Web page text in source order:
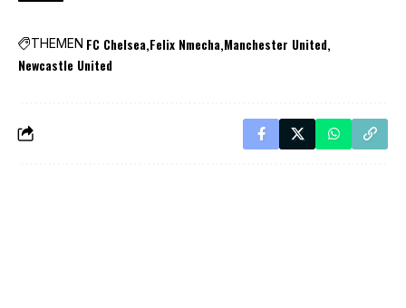
THEMEN FC Chelsea Felix Nmecha Manchester United
Newcastle United